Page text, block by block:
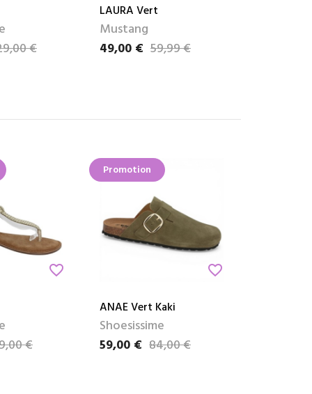
€
LAURA Vert
Mustang
Prix
49,00 €
Prix de base59,99 €
favorite_border
€
Promotion
favorite_border
ANAE Vert Kaki
Shoesissime
Prix
59,00 €
Prix de base84,00 €